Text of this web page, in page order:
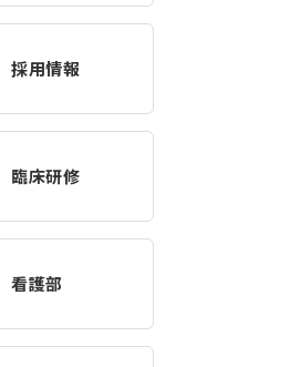
採用情報
臨床研修
看護部